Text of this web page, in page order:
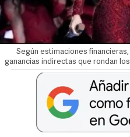
Según estimaciones
ganancias indirectas que rondan